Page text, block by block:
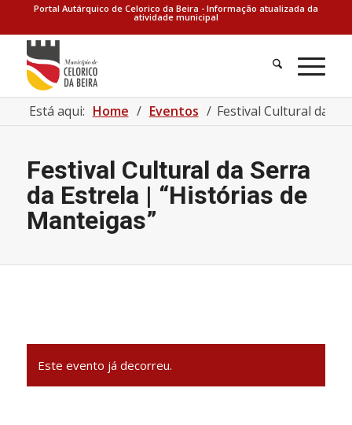
Portal Autárquico de Celorico da Beira - Informação atualizada da
atividade municipal
Está aqui: Home / Eventos / Festival Cultural da
Festival Cultural da Serra
da Estrela | “Histórias de
Manteigas”
Este evento já decorreu.